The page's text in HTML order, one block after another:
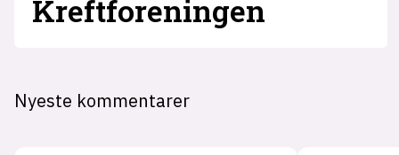
Kreftforeningen
Nyeste kommentarer